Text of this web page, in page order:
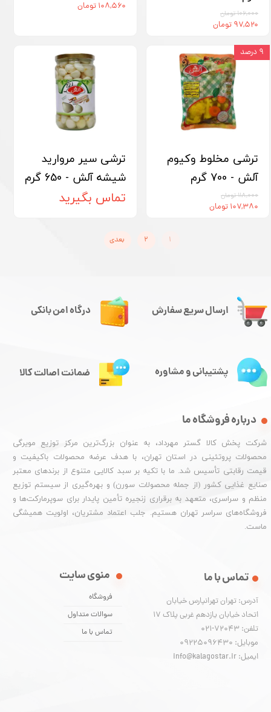
۱۰۶,۰۰۰ تومان
۹۷,۵۲۰ تومان
۱۰۸,۵۶۰ تومان
ترشی مخلوط وکیوم
آلش - 700 گرم
۱۱۸,۰۰۰ تومان
۱۰۷,۳۸۰ تومان
۹ درصد
ترشی سیر مروارید
شیشه آلش - 650 گرم
تماس بگیرید
۱ ۲ بعدی
ارسال سریع سفارش
درباره فروشگاه ما
شرکت پخش کالا گستر مهرداد، به عنوان بزرگ‌ترین مرکز توزیع مویرگی
محصولات پروتئینی در استان تهران، با هدف عرضه محصولات باکیفیت و
قیمت رقابتی تأسیس شد. ما با تکیه بر سبد کالایی متنوع از برندهای معتبر
صنایع غذایی کشور (از جمله محصولات سورن) و بهره‌گیری از سیستم توزیع
منظم و سراسری، متعهد به برقراری زنجیره تأمین پایدار برای سوپرمارکت‌ها و
فروشگاه‌های سراسر تهران هستیم. جلب اعتماد مشتریان، اولویت همیشگی
ماست.
منوی سایت
فروشگاه
سوالات متداول
تماس با ما
تماس با ما
آدرس: تهران تهرانپارس خیابان
اتحاد خیابان یازدهم غربی پلاک ۱۷
تلفن: 72043-021
موبایل: 09225096430
ایمیل: info@kalagostar.ir
درگاه امن بانکی
پشتیبانی و مشاوره ضمانت اصالت کالا